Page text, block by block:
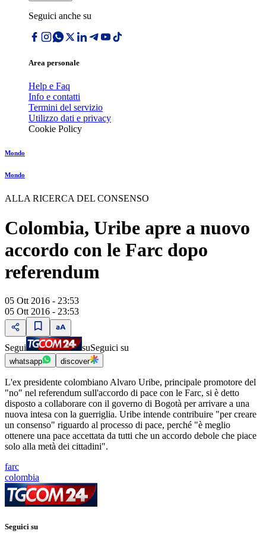
Seguici anche su
Area personale
Help e Faq
Info e contatti
Termini del servizio
Utilizzo dati e privacy
Cookie Policy
Mondo
Mondo
ALLA RICERCA DEL CONSENSO
Colombia, Uribe apre a nuovo
accordo con le Farc dopo
referendum
05 Ott 2016 - 23:53
05 Ott 2016 - 23:53
Segui suSeguici su
whatsapp discover
L'ex presidente colombiano Alvaro Uribe, principale promotore del
"no" nel referendum sull'accordo di pace con le Farc, si è detto
disposto a collaborare con il governo di Bogotà per arrivare a una
nuova intesa con la guerriglia. Uribe intende contribuire "per creare
un consenso" riguardo al processo di pace, perché "è meglio
ottenere una pace accettata da tutti che un accordo debole che piace
solo alla metà dei cittadini".
farc
colombia
Seguici su